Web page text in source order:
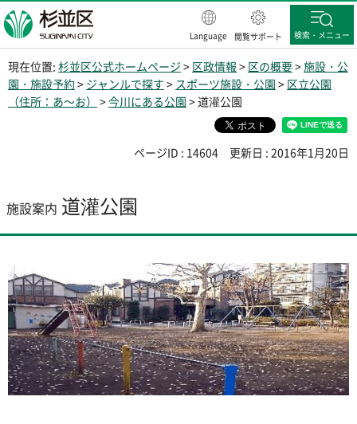
杉並区
Language 閲覧サポート 検索・メニュー
現在位置: 杉並区公式ホームページ > 区政情報 > 区の概要>施設・公
園・施設予約> ジャンルで探す > スポーツ施設・公園 > 区立公園
（住所：あ～お） >今川にある公園 > 道灌公園
ページID : 14604 更新日 : 2016年1月20日
施設案内 道灌公園